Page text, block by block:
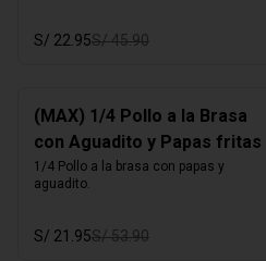
S/ 22.95S/ 45.90
(MAX) 1/4 Pollo a la Brasa
con Aguadito y Papas fritas
1/4 Pollo a la brasa con papas y
aguadito.
S/ 21.95S/ 53.90